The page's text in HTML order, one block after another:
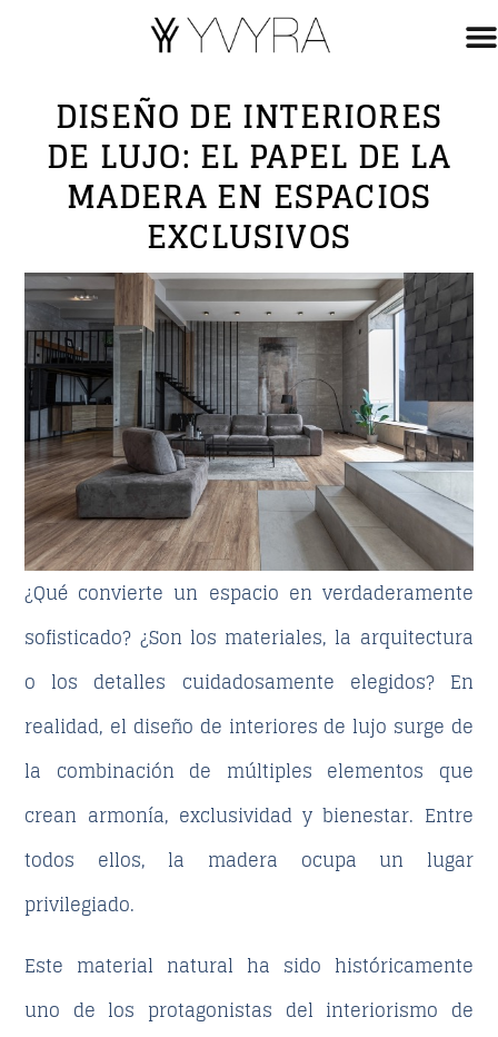
DISEÑO DE INTERIORES
DE LUJO: EL PAPEL DE LA
MADERA EN ESPACIOS
EXCLUSIVOS
¿Qué convierte un espacio en verdaderamente
sofisticado? ¿Son los materiales, la arquitectura
o los detalles cuidadosamente elegidos? En
realidad, el diseño de interiores de lujo surge de
la combinación de múltiples elementos que
crean armonía, exclusividad y bienestar. Entre
todos ellos, la madera ocupa un lugar
privilegiado.
Este material natural ha sido históricamente
uno de los protagonistas del interiorismo de